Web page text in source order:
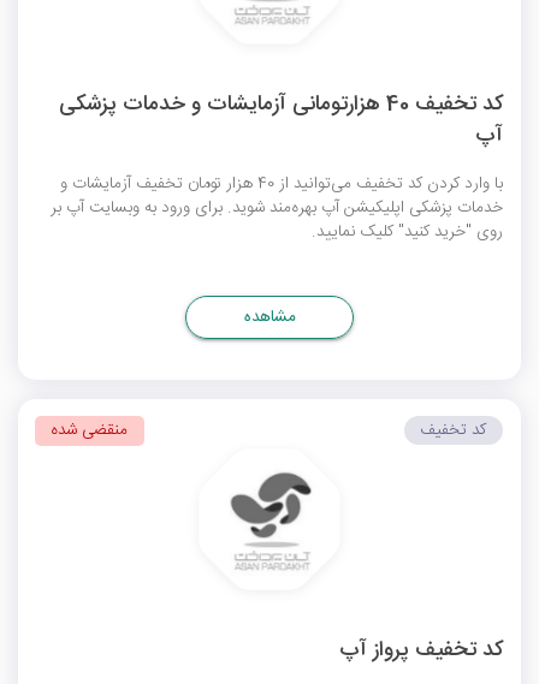
کد تخفیف 40 هزارتومانی آزمایشات و خدمات پزشکی
آپ
با وارد کردن کد تخفیف می‌توانید از 40 هزار تومان تخفیف آزمایشات و
خدمات پزشکی اپلیکیشن آپ بهره‌مند شوید. برای ورود به وبسایت آپ بر
روی "خرید کنید" کلیک نمایید.
مشاهده
کد تخفیف پرواز آپ
کد تخفیف منقضی شده